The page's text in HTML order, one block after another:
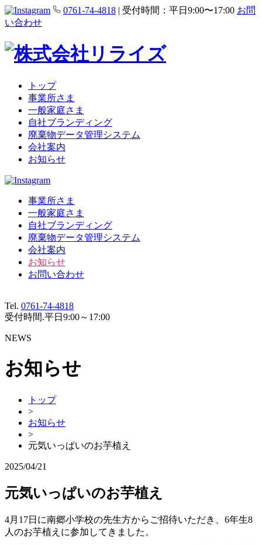
0761-74-4818 | 受付時間：平日9:00〜17:00 お問
い合わせ
トップ
事業所さま
一般家庭さま
自社ブランディング
廃棄物データ管理システム
会社案内
お知らせ
事業所さま
一般家庭さま
自社ブランディング
廃棄物データ管理システム
会社案内
お知らせ
お問い合わせ
Tel. 0761-74-4818
受付時間.平日9:00～17:00
NEWS
お知らせ
トップ
>
お知らせ
>
元気いっぱいのお芋植え
2025/04/21
元気いっぱいのお芋植え
4月17日に南郷小学校の先生方からご招待いただき、6年生8
人のお芋植えに参加してきました。